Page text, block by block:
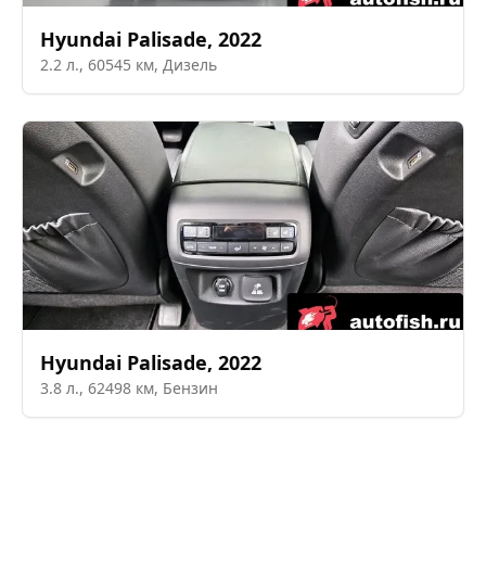
Hyundai Palisade, 2022
2.2 л., 60545 км, Дизель
Hyundai Palisade, 2022
3.8 л., 62498 км, Бензин